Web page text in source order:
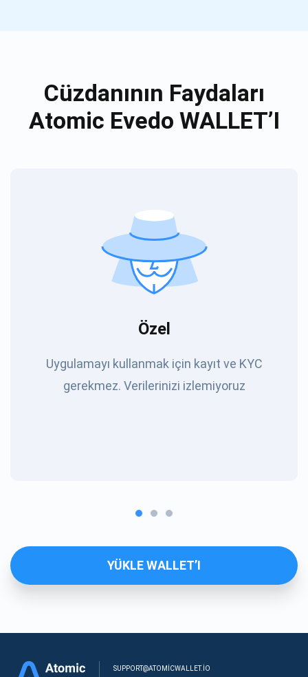
Cüzdanının Faydaları
Atomic Evedo WALLET’I
Özel
Uygulamayı kullanmak için kayıt ve KYC
gerekmez. Verilerinizi izlemiyoruz
YÜKLE WALLET’I
SUPPORT@ATOMICWALLET.IO